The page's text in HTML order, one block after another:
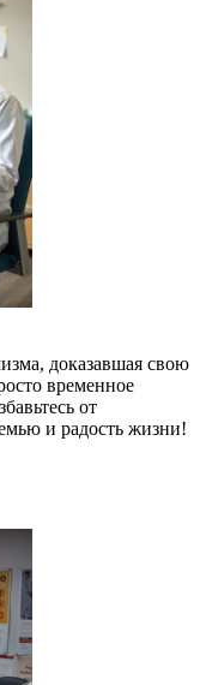
доказавшая свою
временное
от
и радость жизни!